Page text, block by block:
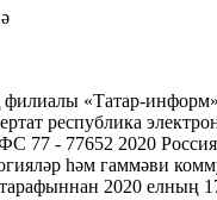
«Татар-информ»
республика
77 - 77652 2020
һәм гаммәви
тарафыннан 2020 елның